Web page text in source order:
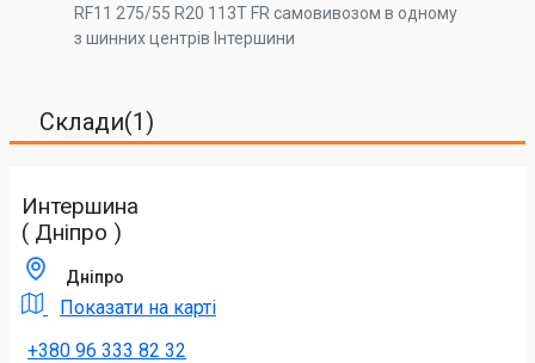
RF11 275/55 R20 113T FR самовивозом в одному
з шинних центрів Інтершини
Склади(1)
Интершина
( Дніпро )
Дніпро
Показати на карті
+380 96 333 82 32